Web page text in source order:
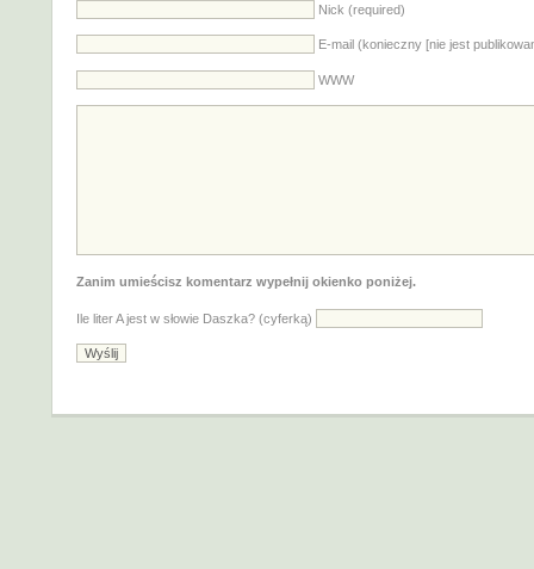
Nick (required)
E-mail (konieczny [nie jest
WWW
Zanim umieścisz komentarz wypełnij okienko poniżej.
Ile liter A jest w słowie Daszka? (cyferką)